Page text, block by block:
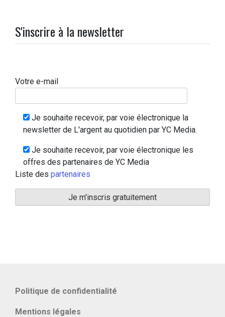
S'inscrire à la newsletter
Votre e-mail
Je souhaite recevoir, par voie électronique la
newsletter de L'argent au quotidien par YC Media.
Je souhaite recevoir, par voie électronique les
offres des partenaires de YC Media
Liste des partenaires
Politique de confidentialité
Mentions légales